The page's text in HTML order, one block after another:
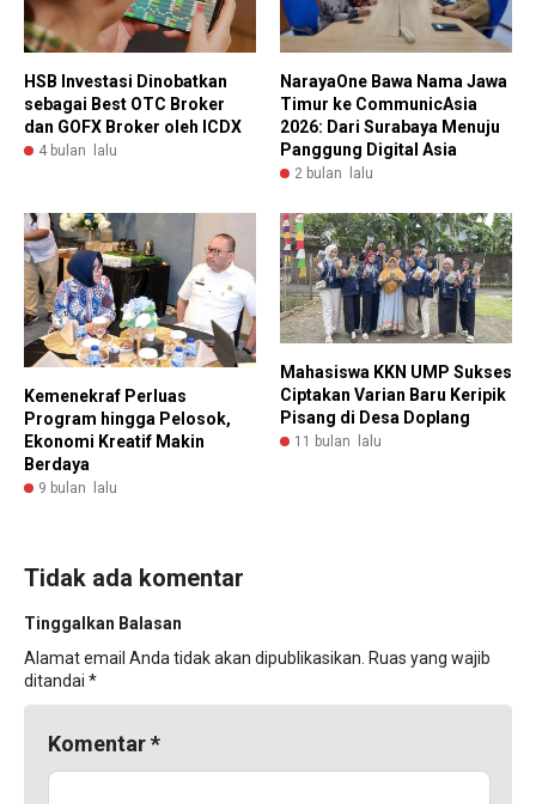
HSB Investasi Dinobatkan
sebagai Best OTC Broker
dan GOFX Broker oleh ICDX
4 bulan lalu
NarayaOne Bawa Nama Jawa
Timur ke CommunicAsia
2026: Dari Surabaya Menuju
Panggung Digital Asia
2 bulan lalu
Kemenekraf Perluas
Program hingga Pelosok,
Ekonomi Kreatif Makin
Berdaya
9 bulan lalu
Mahasiswa KKN UMP Sukses
Ciptakan Varian Baru Keripik
Pisang di Desa Doplang
11 bulan lalu
Tidak ada komentar
Tinggalkan Balasan
Alamat email Anda tidak akan dipublikasikan. Ruas yang wajib
ditandai *
Komentar*